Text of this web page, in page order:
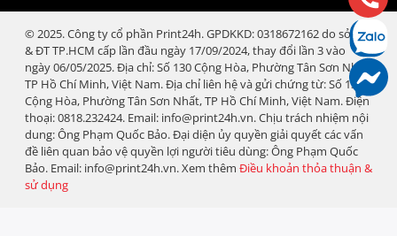
© 2025. Công ty cổ phần Print24h. GPDKKD: 0318672162 do sở KH
& ĐT TP.HCM cấp lần đầu ngày 17/09/2024, thay đổi lần 3 vào
ngày 06/05/2025. Địa chỉ: Số 130 Cộng Hòa, Phường Tân Sơn Nhất,
TP Hồ Chí Minh, Việt Nam. Địa chỉ liên hệ và gửi chứng từ: Số 130
Cộng Hòa, Phường Tân Sơn Nhất, TP Hồ Chí Minh, Việt Nam. Điện
thoại: 0818.232424. Email: info@print24h.vn. Chịu trách nhiệm nội
dung: Ông Phạm Quốc Bảo. Đại diện ủy quyền giải quyết các vấn
đề liên quan bảo vệ quyền lợi người tiêu dùng: Ông Phạm Quốc
Bảo. Email: info@print24h.vn. Xem thêm Điều khoản thỏa thuận &
sử dụng